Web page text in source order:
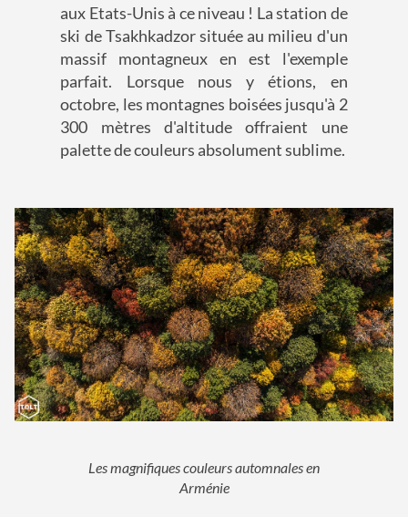
aux Etats-Unis à ce niveau ! La station de
ski de Tsakhkadzor située au milieu d'un
massif montagneux en est l'exemple
parfait. Lorsque nous y étions, en
octobre, les montagnes boisées jusqu'à 2
300 mètres d'altitude offraient une
palette de couleurs absolument sublime.
Les magnifiques couleurs automnales en
Arménie